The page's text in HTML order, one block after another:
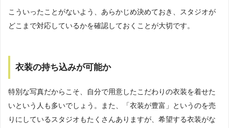
こういったことがないよう、あらかじめ決めておき、スタジオが
どこまで対応しているかを確認しておくことが大切です。
衣装の持ち込みが可能か
特別な写真だからこそ、自分で用意したこだわりの衣装を着せた
いという人も多いでしょう。また、「衣装が豊富」というのを売
りにしているスタジオもたくさんありますが、希望する衣装がな